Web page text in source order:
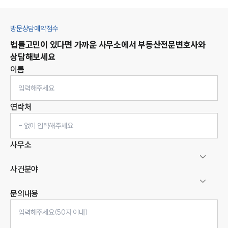
방문상담예약접수
법률고민이 있다면 가까운 사무소에서 부동산전문변호사와
상담해보세요
이름
연락처
사무소
사건분야
문의내용